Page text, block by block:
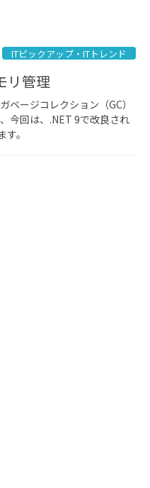
ITピックアップ・ITトレンド
リ管理
ージコレクション（GC）
今回は、.NET 9で改良され
。